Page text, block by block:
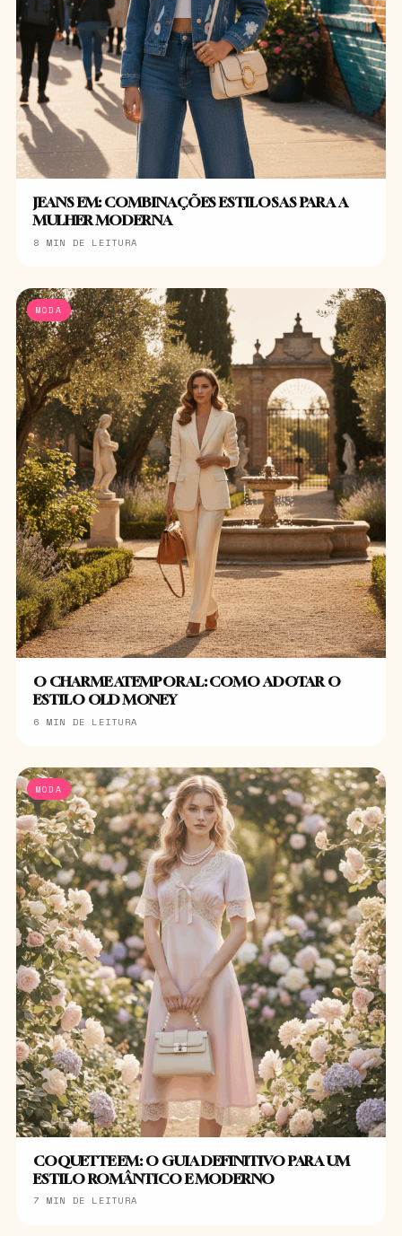
JEANS EM: COMBINAÇÕES ESTILOSAS PARA A
MULHER MODERNA
8 MIN DE LEITURA
MODA
O CHARME ATEMPORAL: COMO ADOTAR O
ESTILO OLD MONEY
6 MIN DE LEITURA
MODA
COQUETTE EM: O GUIA DEFINITIVO PARA UM
ESTILO ROMÂNTICO E MODERNO
7 MIN DE LEITURA